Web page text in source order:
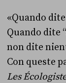
«Quando
Quando dite
non dite
Con queste
Les